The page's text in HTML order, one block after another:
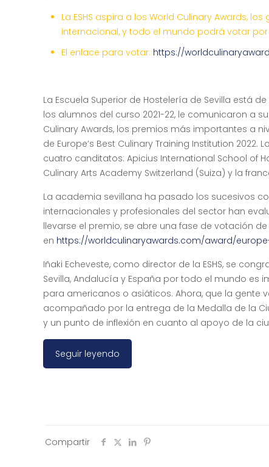
La ESHS aspira a los World Culinary Awards,
internacional, y todo el mundo podrá votar
El enlace para votar: https://
La Escuela Superior de Hostelería de Sevilla está
los alumnos del curso 2021-22, le comunicaron a
Culinary Awards, los premios más importantes a
de Europe’s Best Culinary Training Institution
cuatro canditatos: Apicius International School of
Culinary Arts Academy Switzerland (Suiza) y la
La academia sevillana ha pasado los sucesivos
internacionales y profesionales del sector han
llevarse el premio, se abre una fase de votación
en https://worldculinaryawards.com/award/
Iñaki Echeveste, como director de la ESHS, se
Sevilla, Andalucía y España por todo el mundo
para americanos o asiáticos. Ahora, que la gente
acompañado por la entrega de la Medalla de la
y un punto de inflexión en cuanto al apoyo de la
Seguir leyendo
Compartir